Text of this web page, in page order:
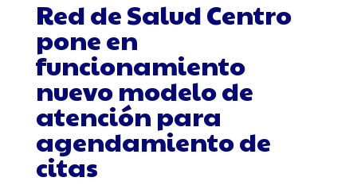
Red de Salud Centro
pone en
funcionamiento
nuevo modelo de
atención para
agendamiento de
citas